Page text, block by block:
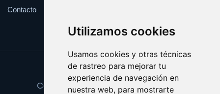
Utilizamos cookies
Usamos cookies y otras técnicas
de rastreo para mejorar tu
experiencia de navegación en
nuestra web, para mostrarte
Contacto
Update cookies preferences
Copyright © 2025 regalodereyes.com